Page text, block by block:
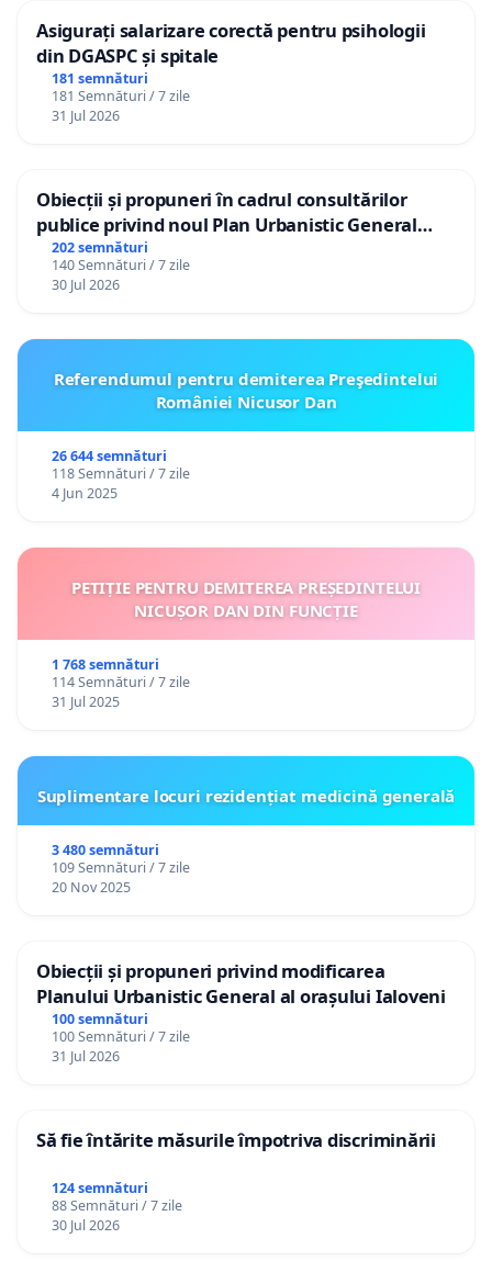
Asigurați salarizare corectă pentru psihologii
din DGASPC și spitale
181 semnături
181 Semnături / 7 zile
31 Jul 2026
Obiecții și propuneri în cadrul consultărilor
publice privind noul Plan Urbanistic General
(PUG) Ialoveni
202 semnături
140 Semnături / 7 zile
30 Jul 2026
Referendumul pentru demiterea Preşedintelui
României Nicusor Dan
26 644 semnături
118 Semnături / 7 zile
4 Jun 2025
PETIȚIE PENTRU DEMITEREA PREȘEDINTELUI
NICUȘOR DAN DIN FUNCȚIE
1 768 semnături
114 Semnături / 7 zile
31 Jul 2025
Suplimentare locuri rezidențiat medicină generală
3 480 semnături
109 Semnături / 7 zile
20 Nov 2025
Obiecții și propuneri privind modificarea
Planului Urbanistic General al orașului Ialoveni
100 semnături
100 Semnături / 7 zile
31 Jul 2026
Să fie întărite măsurile împotriva discriminării
124 semnături
88 Semnături / 7 zile
30 Jul 2026